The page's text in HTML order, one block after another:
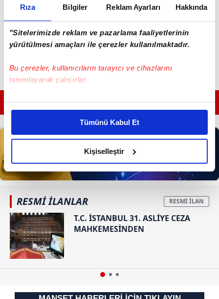
Rıza Bilgiler Reklam Ayarları Hakkında
"Sitelerimizde reklam ve pazarlama faaliyetlerinin
yürütülmesi amaçları ile çerezler kullanılmaktadır.
Bu çerezler, kullanıcıların tarayıcı ve cihazlarını
tanımlayarak çalışırlar.
Bu çerezlere izin vermeniz halinde sizlere özel
daha iyi reklam deneyimi yaşatabiliriz. Bunu yaparken
amacımızın size daha iyi bir reklam deneyimi sunmak
olduğunu ve sizlere en iyi içerikleri sunabilmek adına
elimizden gelen çabayı gösterdiğimizi ve bu noktada,
reklamların maliyetlerimizi karşılamak noktasında tek gelir
Her halükârda, kullanıcılar, bu çerezlere izin vermedikleri
takdirde, kullanıcılara hedefli reklamlar
gösterilmeyecektir."
Sizlere daha iyi bir hizmet sunabilmek için İnternet
Sitemizde kendimize ve üçüncü kişilere ait çerezler
kullanılmaktadır. Bu çerezler vasıtasıyla çeşitli kişisel
verileriniz işlenmekte olup gerekli olan çerezler bilgi
Tümünü Kabul Et
Kişiselleştir
GÜNÜN EN ÖNEMLİ MANŞETLERİ İÇİN TIKLAYIN
RESMİ İLANLAR
T.C. İSTANBUL 31. ASLİYE CEZA
MAHKEMESİNDEN